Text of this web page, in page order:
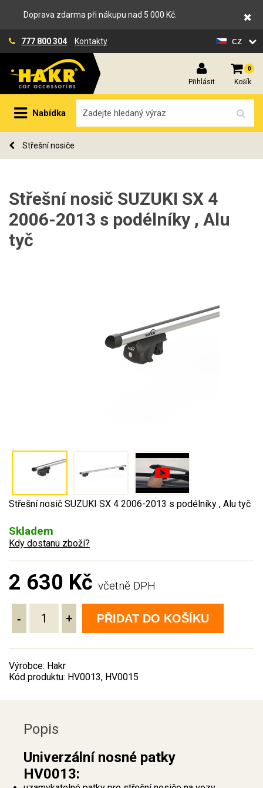
Doprava zdarma při nákupu nad 5 000 Kč.
777 800 304 Kontakty cz
Přihlásit
0
Košík
Nabídka
Střešní nosiče
Střešní nosič SUZUKI SX 4
2006-2013 s podélníky , Alu
tyč
Střešní nosič SUZUKI SX 4 2006-2013 s podélníky , Alu tyč
Skladem
Kdy dostanu zboží?
2 630 Kč včetně DPH
- + PŘIDAT DO KOŠÍKU
Výrobce: Hakr
Kód produktu: HV0013, HV0015
Popis
Univerzální nosné patky
HV0013: